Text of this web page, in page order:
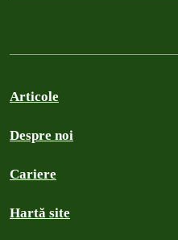
Articole
Despre noi
Cariere
Hartă site